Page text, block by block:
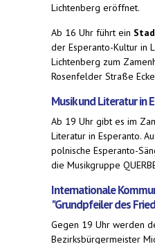
Lichtenberg eröffnet.
Ab 16 Uhr führt ein
der Esperanto-Kultur in
Lichtenberg zum
Rosenfelder Straße
Musik und Literatur in
Ab 19 Uhr gibt es im
Literatur in Esperanto.
polnische Esperanto-
die Musikgruppe
Internationale
"Grundpfeiler des
Gegen 19 Uhr werden
Bezirksbürgermeister